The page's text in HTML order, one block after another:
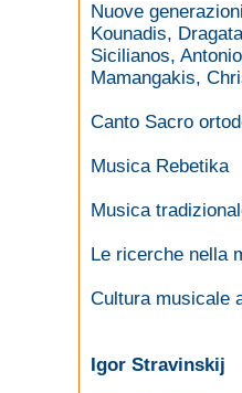
Nuove
Kounadis,
Sicilianos,
Mamangakis,
Canto Sacro
Musica Rebetika
Musica
Le ricerche nella
Cultura musicale
Igor Stravinskij